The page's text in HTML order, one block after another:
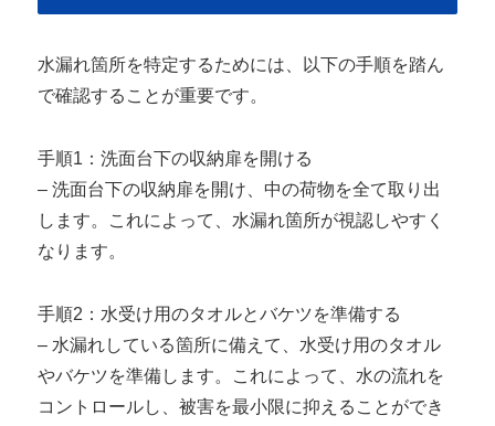
水漏れ箇所を特定するためには、以下の手順を踏ん
で確認することが重要です。
手順1：洗面台下の収納扉を開ける
– 洗面台下の収納扉を開け、中の荷物を全て取り出
します。これによって、水漏れ箇所が視認しやすく
なります。
手順2：水受け用のタオルとバケツを準備する
– 水漏れしている箇所に備えて、水受け用のタオル
やバケツを準備します。これによって、水の流れを
コントロールし、被害を最小限に抑えることができ